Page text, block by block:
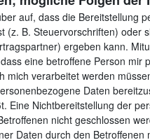
auf, dass die Bereitstellung
(z. B. Steuervorschriften) oder
ergeben kann.
eine betroffene Person mir
mich verarbeitet werden
Daten
Eine Nichtbereitstellung der
nicht geschlossen
Daten durch den